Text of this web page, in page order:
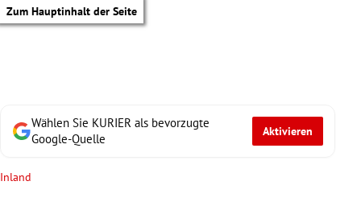
Zum Hauptinhalt der Seite
Wählen Sie KURIER als bevorzugte
Google-Quelle
Aktivieren
Inland